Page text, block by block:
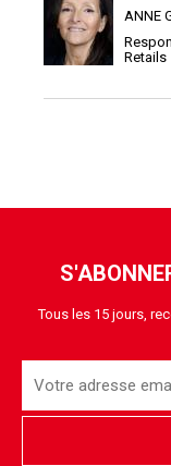
ANNE
Retails
Tous les 15 jours,